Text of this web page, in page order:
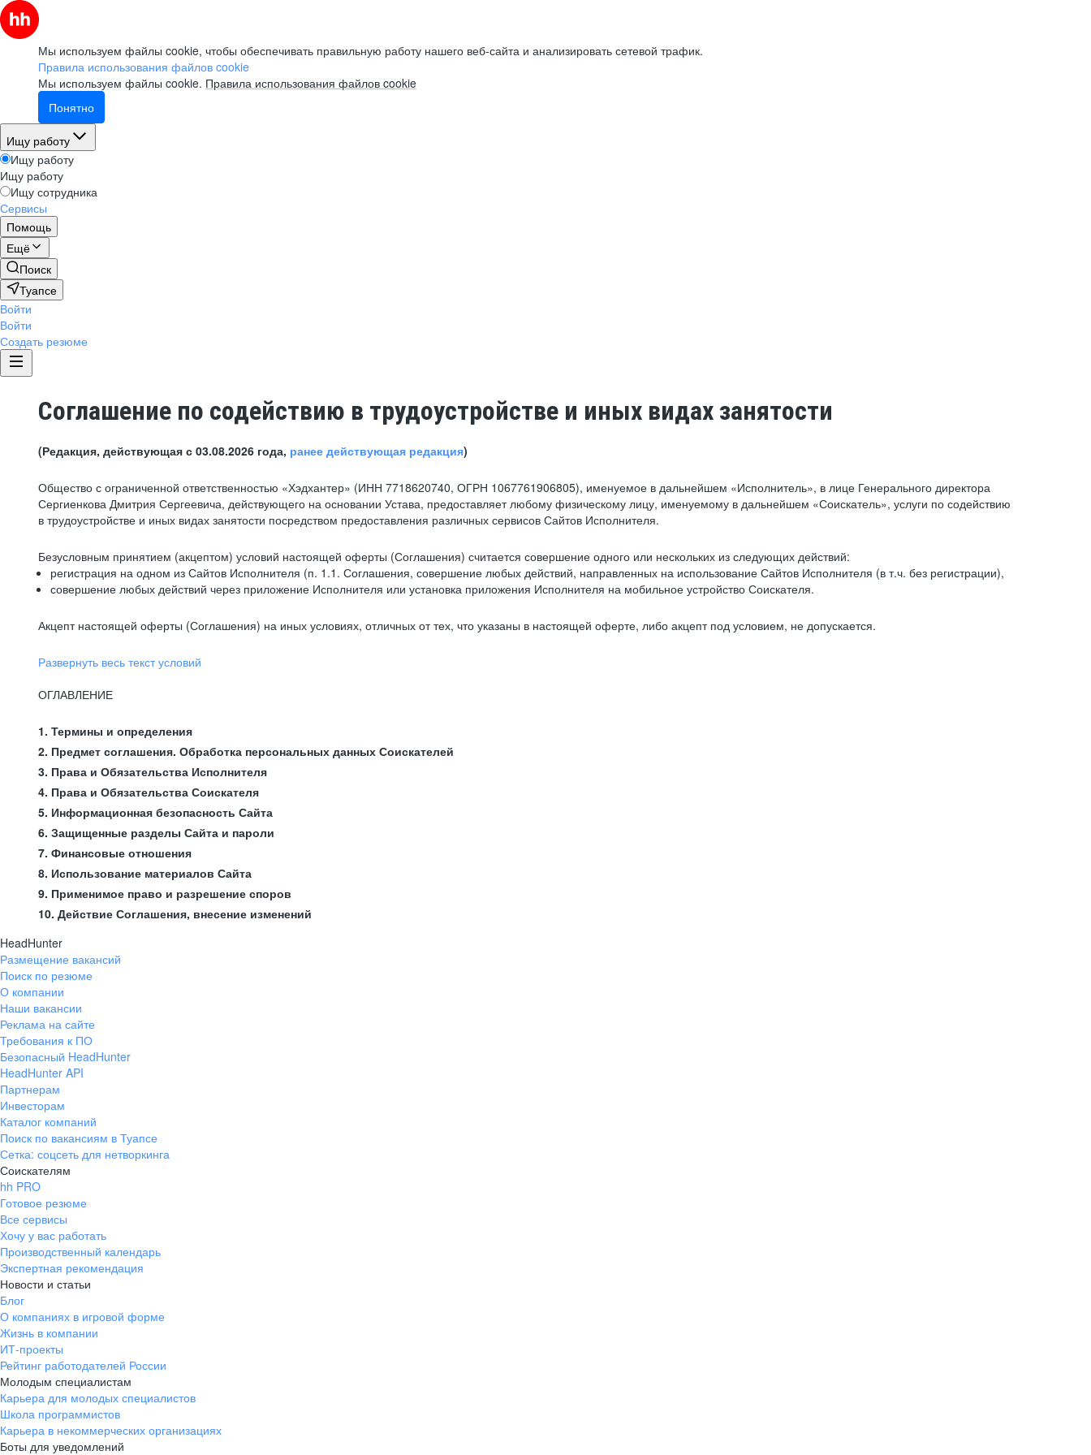
Мы используем файлы cookie, чтобы обеспечивать правильную работу нашего веб-сайта и анализировать сетевой трафик.
Правила использования файлов cookie
Мы используем файлы cookie. Правила использования файлов cookie
Понятно
Ищу работу
Ищу работу
Ищу работу
Ищу сотрудника
Сервисы
Помощь
Ещё
Поиск
Туапсе
Войти
Войти
Создать резюме
Соглашение по содействию в трудоустройстве и иных видах занятости
(Редакция, действующая с 03.08.2026 года, ранее действующая редакция)
Общество с ограниченной ответственностью «Хэдхантер» (ИНН 7718620740, ОГРН 1067761906805), именуемое в дальнейшем «Исполнитель», в лице Генерального директора
Сергиенкова Дмитрия Сергеевича, действующего на основании Устава, предоставляет любому физическому лицу, именуемому в дальнейшем «Соискатель», услуги по содействию
в трудоустройстве и иных видах занятости посредством предоставления различных сервисов Сайтов Исполнителя.
Безусловным принятием (акцептом) условий настоящей оферты (Соглашения) считается совершение одного или нескольких из следующих действий:
регистрация на одном из Сайтов Исполнителя (п. 1.1. Соглашения, совершение любых действий, направленных на использование Сайтов Исполнителя (в т.ч. без регистрации),
совершение любых действий через приложение Исполнителя или установка приложения Исполнителя на мобильное устройство Соискателя.
Акцепт настоящей оферты (Соглашения) на иных условиях, отличных от тех, что указаны в настоящей оферте, либо акцепт под условием, не допускается.
Развернуть весь текст условий
ОГЛАВЛЕНИЕ
1. Термины и определения
2. Предмет соглашения. Обработка персональных данных Соискателей
3. Права и Обязательства Исполнителя
4. Права и Обязательства Соискателя
5. Информационная безопасность Сайта
6. Защищенные разделы Сайта и пароли
7. Финансовые отношения
8. Использование материалов Сайта
9. Применимое право и разрешение споров
10. Действие Соглашения, внесение изменений
HeadHunter
Размещение вакансий
Поиск по резюме
О компании
Наши вакансии
Реклама на сайте
Требования к ПО
Безопасный HeadHunter
HeadHunter API
Партнерам
Инвесторам
Каталог компаний
Поиск по вакансиям в Туапсе
Сетка: соцсеть для нетворкинга
Соискателям
hh PRO
Готовое резюме
Все сервисы
Хочу у вас работать
Производственный календарь
Экспертная рекомендация
Новости и статьи
Блог
О компаниях в игровой форме
Жизнь в компании
ИТ-проекты
Рейтинг работодателей России
Молодым специалистам
Карьера для молодых специалистов
Школа программистов
Карьера в некоммерческих организациях
Боты для уведомлений